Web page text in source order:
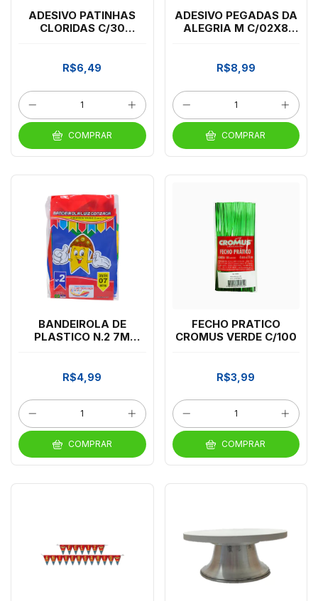
ADESIVO PATINHAS
CLORIDAS C/30
R$6,49
COMPRAR
ADESIVO PEGADAS DA
ALEGRIA M C/02X8
R$8,99
COMPRAR
BANDEIROLA DE
PLASTICO N.2 7M
R$4,99
COMPRAR
FECHO PRATICO
CROMUS VERDE C/100
R$3,99
COMPRAR